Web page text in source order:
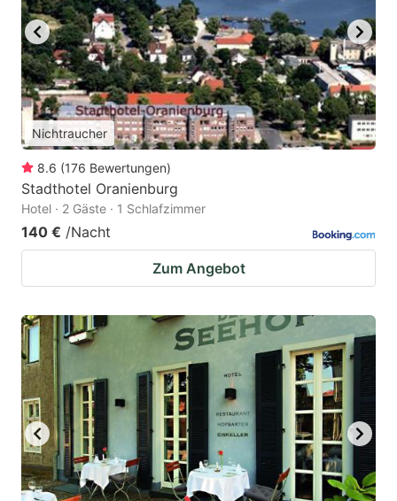
Nichtraucher
8.6 (176 Bewertungen)
Stadthotel Oranienburg
Hotel · 2 Gäste · 1 Schlafzimmer
140 € /Nacht
Zum Angebot